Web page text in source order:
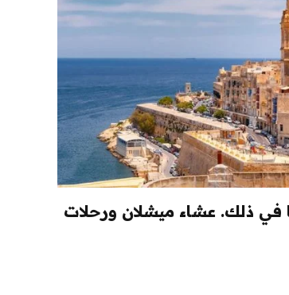
بما في ذلك. عشاء ميشلان ورحلات